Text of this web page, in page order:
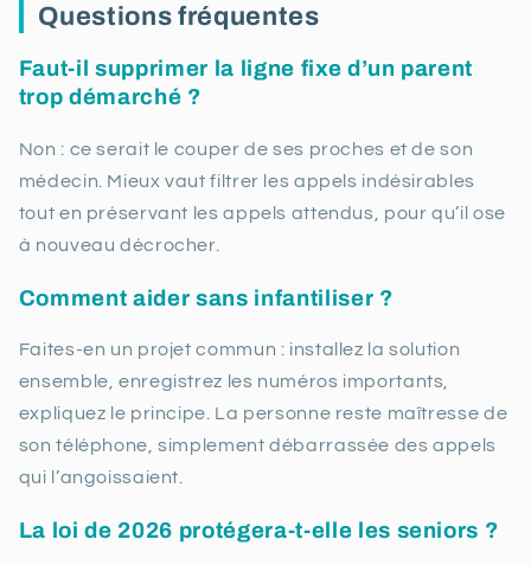
Questions fréquentes
Faut-il supprimer la ligne fixe d’un parent
trop démarché ?
Non : ce serait le couper de ses proches et de son
médecin. Mieux vaut filtrer les appels indésirables
tout en préservant les appels attendus, pour qu’il ose
à nouveau décrocher.
Comment aider sans infantiliser ?
Faites-en un projet commun : installez la solution
ensemble, enregistrez les numéros importants,
expliquez le principe. La personne reste maîtresse de
son téléphone, simplement débarrassée des appels
qui l’angoissaient.
La loi de 2026 protégera-t-elle les seniors ?